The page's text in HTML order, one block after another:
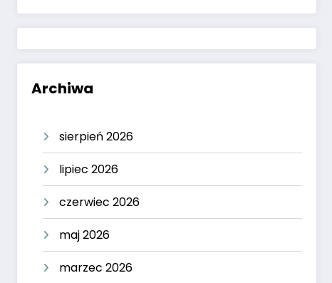
Archiwa
sierpień 2026
lipiec 2026
czerwiec 2026
maj 2026
marzec 2026